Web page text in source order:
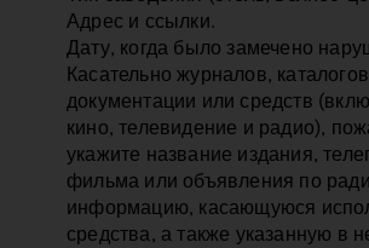
Адрес и ссылки.
Дату, когда было замечено
Касательно журналов,
документации или средств
кино, телевидение и радио),
укажите название издания,
фильма или объявления по
информацию, касающуюся
средства, а также указанную в